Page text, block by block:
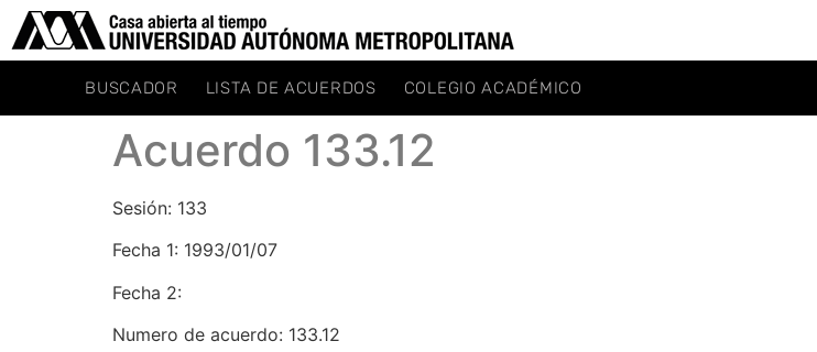
BUSCADOR LISTA DE ACUERDOS COLEGIO ACADÉMICO
Acuerdo 133.12
Sesión: 133
Fecha 1: 1993/01/07
Fecha 2:
Numero de acuerdo: 133.12